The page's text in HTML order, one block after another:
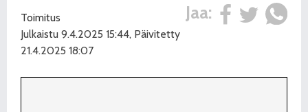
Jaa:
Toimitus
Julkaistu 9.4.2025 15:44, Päivitetty
21.4.2025 18:07